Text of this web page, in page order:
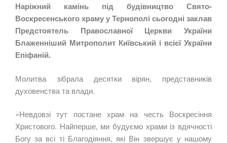
Наріжний камінь під будівництво Свято-
Воскресенського храму у Тернополі сьогодні заклав
Предстоятель Православної Церкви України
Блаженніший Митрополит Київський і всієї України
Епіфаній.
Молитва зібрала десятки вірян, представників
духовенства та влади.
«Невдовзі тут постане храм на честь Воскресіння
Христового. Найперше, ми будуємо храми із вдячності
Богу за всі ті Благодіяння, які Він звершує у нашому